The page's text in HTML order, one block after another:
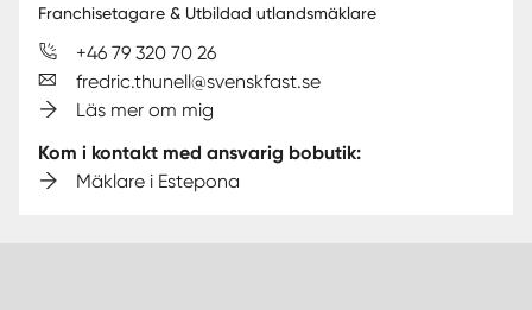
Franchisetagare & Utbildad utlandsmäklare
+46 79 320 70 26
fredric.thunell@svenskfast.se
Läs mer om mig
Kom i kontakt med ansvarig bobutik:
Mäklare i Estepona